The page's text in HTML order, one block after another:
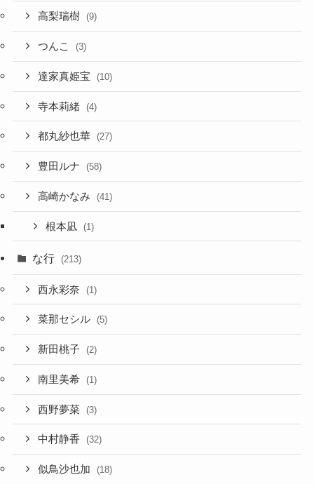
高梨瑞樹 (9)
つんこ (3)
達家真姫宝 (10)
寺本莉緒 (4)
都丸紗也華 (27)
豊田ルナ (58)
高崎かなみ (41)
根本凪 (1)
な行 (213)
西永彩奈 (1)
菜那セシル (5)
新田桃子 (2)
南里美希 (1)
西野夢菜 (3)
中村静香 (32)
似鳥沙也加 (18)